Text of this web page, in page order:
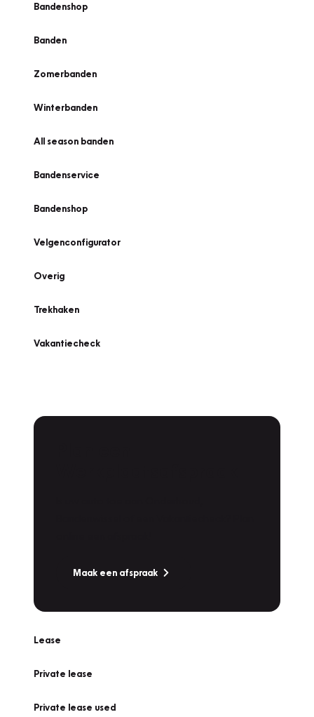
Bandenshop
Banden
Zomerbanden
Winterbanden
All season banden
Bandenservice
Bandenshop
Velgenconfigurator
Overig
Trekhaken
Vakantiecheck
Maak een afspraak
Lease
Private lease
Private lease used